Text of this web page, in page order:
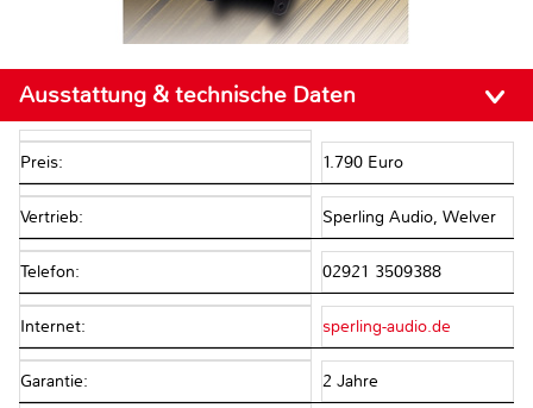
Ausstattung & technische Daten
Preis: 1.790 Euro
Vertrieb: Sperling Audio, Welver
Telefon: 02921 3509388
Internet: sperling-audio.de
Garantie: 2 Jahre